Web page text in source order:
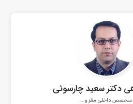
دکتر سعید چارسوئی
متخصص داخلی مغز و...